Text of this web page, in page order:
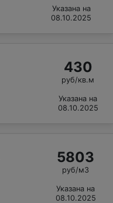
Указана на
08.10.2025
430
руб/кв.м
Указана на
08.10.2025
5803
руб/м3
Указана на
08.10.2025